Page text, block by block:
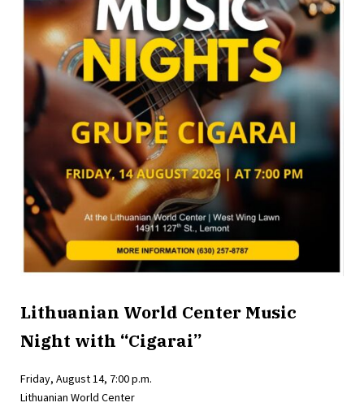
Lithuanian World Center Music
Night with “Cigarai”
Friday, August 14, 7:00 p.m.
Lithuanian World Center